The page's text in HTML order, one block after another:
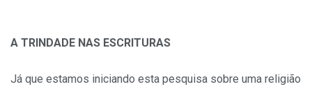
A TRINDADE NAS ESCRITURAS
Já que estamos iniciando esta pesquisa sobre uma religião